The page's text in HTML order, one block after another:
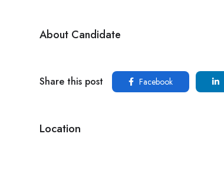
About Candidate
Share this post Facebook
Location